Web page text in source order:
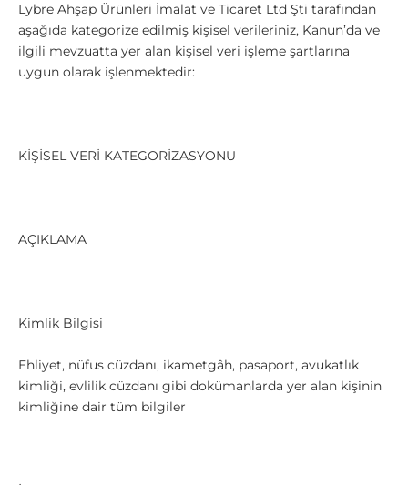
Lybre Ahşap Ürünleri İmalat ve Ticaret Ltd Şti tarafından
aşağıda kategorize edilmiş kişisel verileriniz, Kanun’da ve
ilgili mevzuatta yer alan kişisel veri işleme şartlarına
uygun olarak işlenmektedir:
KİŞİSEL VERİ KATEGORİZASYONU
AÇIKLAMA
Kimlik Bilgisi
Ehliyet, nüfus cüzdanı, ikametgâh, pasaport, avukatlık
kimliği, evlilik cüzdanı gibi dokümanlarda yer alan kişinin
kimliğine dair tüm bilgiler